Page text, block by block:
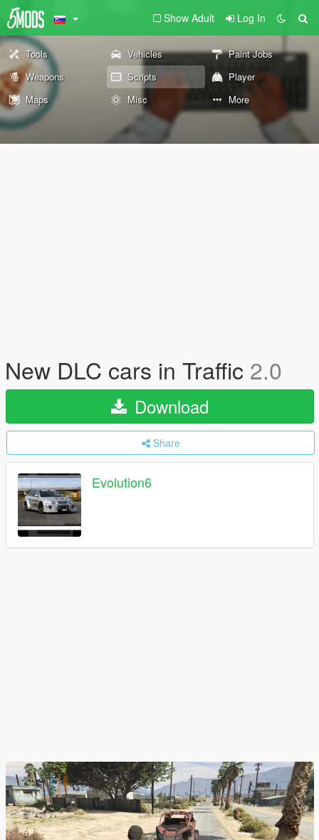
Show Adult Log In
Tools Vehicles
Paint Jobs
Weapons
Scripts
Player
Maps
Misc More
New DLC cars in Traffic 2.0
Download
Share
Evolution6